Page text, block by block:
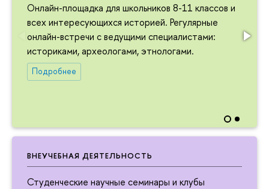
Онлайн-площадка для школьников 8-11 классов и
всех интересующихся историей. Регулярные
онлайн-встречи с ведущими специалистами:
историками, археологами, этнологами.
Подробнее
ВНЕУЧЕБНАЯ ДЕЯТЕЛЬНОСТЬ
Студенческие научные семинары и клубы